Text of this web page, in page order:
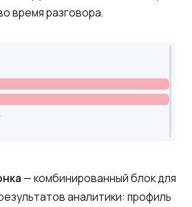
время разговора.
— комбинированный блок для
аналитики: профиль